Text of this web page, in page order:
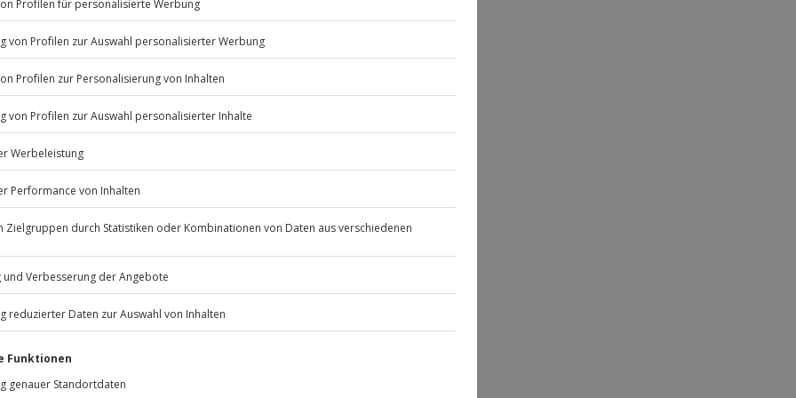
mit Einverständniserklärung
keine
Listenansicht
Jochen SchweizerGmbH
Mühldorfstraße 8
außer an bundesweiten